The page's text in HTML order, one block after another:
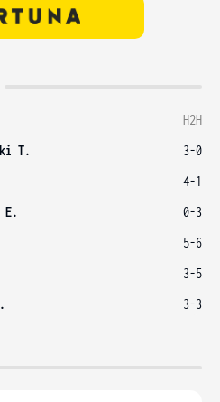
H2H
T.
3-0
4-1
E.
0-3
5-6
3-5
3-3